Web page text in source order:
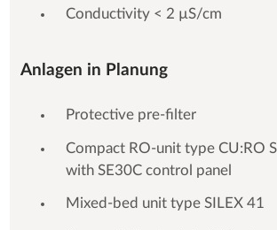
Conductivity < 2 µS/cm
Anlagen in Planung
Protective pre-filter
Compact RO-unit type CU:RO
with SE30C control panel
Mixed-bed unit type SILEX 41